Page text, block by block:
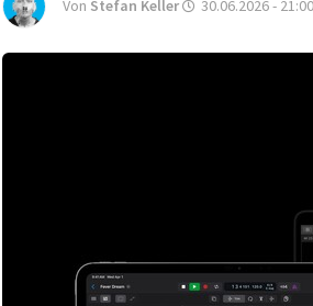
Von Stefan Keller 30.06.2026 - 21:00